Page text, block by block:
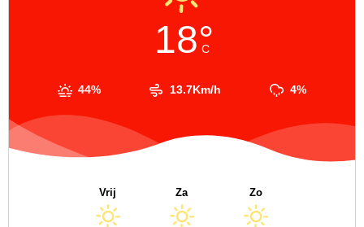
18°
C
44% 13.7Km/h 4%
Vrij Za Zo